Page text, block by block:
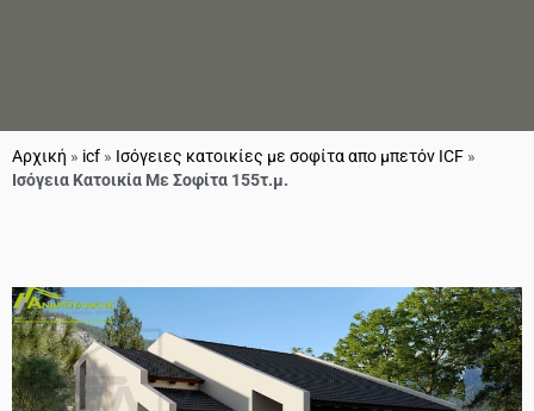
Αρχική » icf » Ισόγειες κατοικίες με σοφίτα απο μπετόν ICF »
Ισόγεια Κατοικία Με Σοφίτα 155τ.μ.